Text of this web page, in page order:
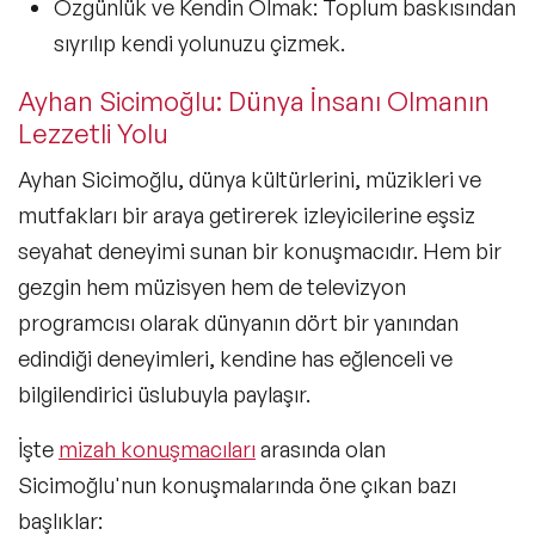
Özgünlük ve Kendin Olmak: Toplum baskısından
sıyrılıp kendi yolunuzu çizmek.
Ayhan Sicimoğlu: Dünya İnsanı Olmanın
Lezzetli Yolu
Ayhan Sicimoğlu, dünya kültürlerini, müzikleri ve
mutfakları bir araya getirerek izleyicilerine eşsiz
seyahat deneyimi sunan bir konuşmacıdır. Hem bir
gezgin hem müzisyen hem de televizyon
programcısı olarak dünyanın dört bir yanından
edindiği deneyimleri, kendine has eğlenceli ve
bilgilendirici üslubuyla paylaşır.
İşte mizah konuşmacıları arasında olan
Sicimoğlu'nun konuşmalarında öne çıkan bazı
başlıklar: